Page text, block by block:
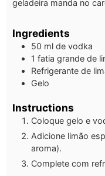
geladeira manda no
Ingredients
50 ml de vodka
1 fatia grande de
Refrigerante de
Gelo
Instructions
Coloque gelo e
Adicione limão
aroma).
Complete com